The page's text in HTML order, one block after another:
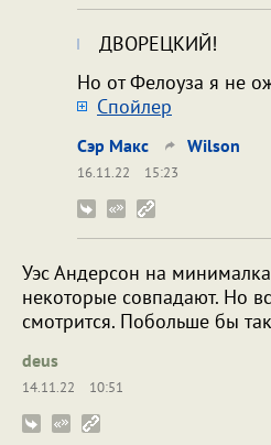
ДВОРЕЦКИЙ!
Но от Фелоуза я не
Cпойлер
Сэр Макс Wilson
16.11.22
15:23
Уэс Андерсон на
некоторые совпадают. Но
смотрится. Побольше бы
deus
14.11.22
10:51